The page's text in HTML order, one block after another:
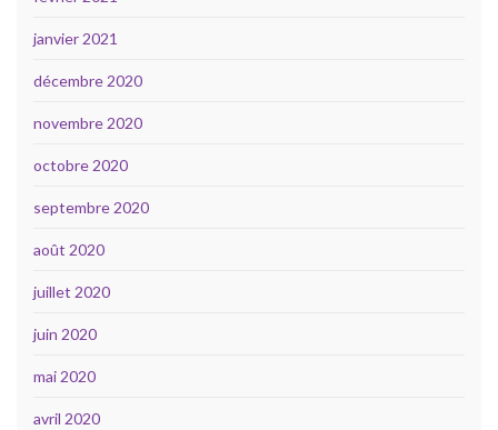
janvier 2021
décembre 2020
novembre 2020
octobre 2020
septembre 2020
août 2020
juillet 2020
juin 2020
mai 2020
avril 2020